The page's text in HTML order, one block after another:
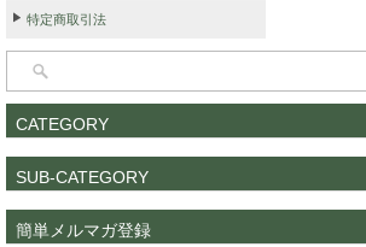
特定商取引法
CATEGORY
SUB-CATEGORY
簡単メルマガ登録